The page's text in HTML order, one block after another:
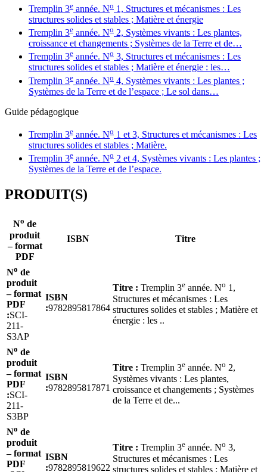
Tremplin 3e année. No 1, Structures et mécanismes : Les
structures solides et stables ; Matière et énergie
Tremplin 3e année. No 2, Systèmes vivants : Les plantes,
croissance et changements ; Systèmes de la Terre et de…
Tremplin 3e année. No 3, Structures et mécanismes : Les
structures solides et stables ; Matière et énergie : les…
Tremplin 3e année. No 4, Systèmes vivants : Les plantes ;
Systèmes de la Terre et de l’espace ; Le sol dans…
Guide pédagogique
Tremplin 3e année. No 1 et 3, Structures et mécanismes : Les
structures solides et stables ; Matière.
Tremplin 3e année. No 2 et 4, Systèmes vivants : Les plantes ;
Systèmes de la Terre et de l’espace.
PRODUIT(S)
No de
produit
– format
PDF
ISBN Titre
No de
produit
– format
PDF
:SCI-
211-
S3AP
ISBN
:9782895817864
Titre : Tremplin 3e année. No 1,
Structures et mécanismes : Les
structures solides et stables ; Matière et
énergie : les ..
No de
produit
– format
PDF
:SCI-
211-
S3BP
ISBN
:9782895817871
Titre : Tremplin 3e année. No 2,
Systèmes vivants : Les plantes,
croissance et changements ; Systèmes
de la Terre et de...
No de
produit
– format
PDF
ISBN
:9782895819622
Titre : Tremplin 3e année. No 3,
Structures et mécanismes : Les
structures solides et stables ; Matière et